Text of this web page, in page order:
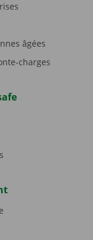
âgées
charges